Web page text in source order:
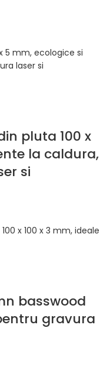
pluta 100 x
la caldura,
si
basswood
gravura